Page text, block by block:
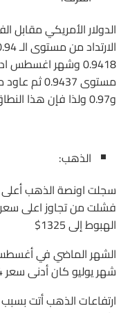
الدولار الأمريكي
و0.97 ولذا فإن هذا النطاق واضح في التداولات.
الذهب:
الهبوط إلى 1325$
شهر يوليو كان أدنى سعر 1204$
ارتفاعات الذهب أتت بسبب